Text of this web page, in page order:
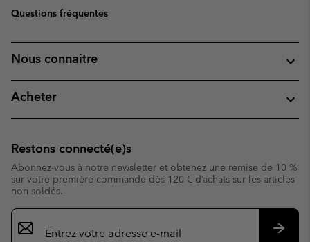
Questions fréquentes
Nous connaitre
Acheter
Restons connecté(e)s
Abonnez-vous à notre newsletter et obtenez une remise de 10 %
sur votre première commande dès 120 € d’achats sur les articles
non soldés.
Inscription
par